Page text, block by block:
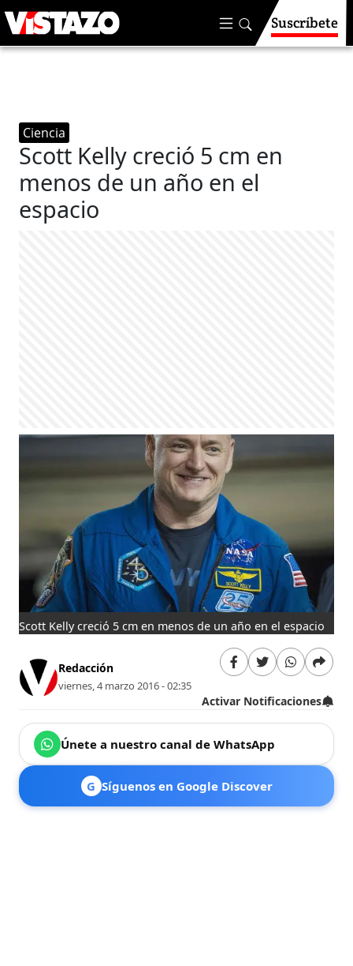
Suscríbete
Ciencia
Scott Kelly creció 5 cm en
menos de un año en el
espacio
Scott Kelly creció 5 cm en menos de un año en el espacio
Redacción
viernes, 4 marzo 2016 - 02:35
Activar Notificaciones
Únete a nuestro canal de WhatsApp
G Síguenos en Google Discover